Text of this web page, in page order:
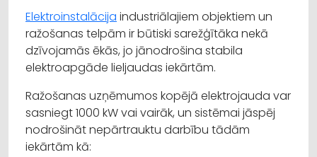
Elektroinstalācija industriālajiem objektiem un
ražošanas telpām ir būtiski sarežģītāka nekā
dzīvojamās ēkās, jo jānodrošina stabila
elektroapgāde lieljaudas iekārtām.
Ražošanas uzņēmumos kopējā elektrojauda var
sasniegt 1000 kW vai vairāk, un sistēmai jāspēj
nodrošināt nepārtrauktu darbību tādām
iekārtām kā: